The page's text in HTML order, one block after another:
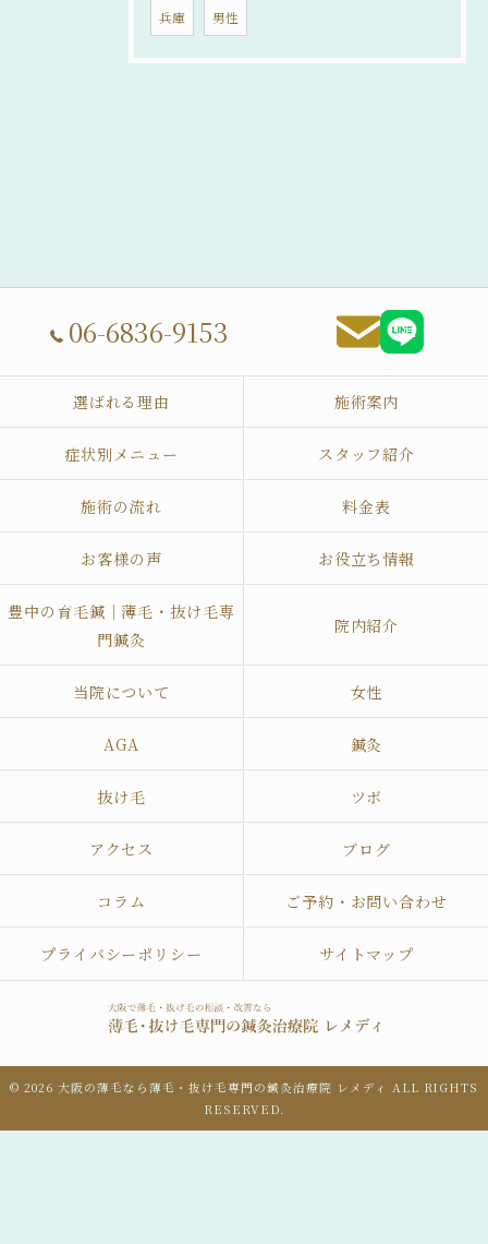
兵庫 男性
06-6836-9153
選ばれる理由 施術案内
症状別メニュー スタッフ紹介
施術の流れ 料金表
お客様の声 お役立ち情報
豊中の育毛鍼｜薄毛・抜け毛専
門鍼灸
院内紹介
当院について 女性
AGA 鍼灸
抜け毛 ツボ
アクセス ブログ
コラム ご予約・お問い合わせ
プライバシーポリシー サイトマップ
© 2026 大阪の薄毛なら薄毛・抜け毛専門の鍼灸治療院 レメディ ALL RIGHTS
RESERVED.